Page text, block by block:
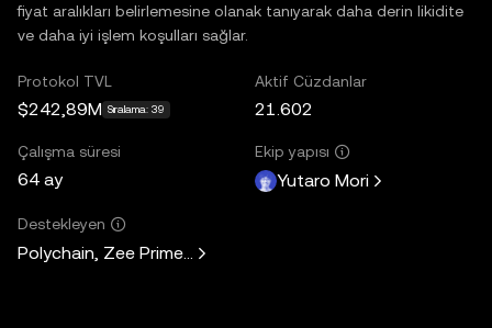
fiyat aralıkları belirlemesine olanak tanıyarak daha derin likidite
ve daha iyi işlem koşulları sağlar.
Protokol TVL
$242,89M Sıralama: 39
Aktif Cüzdanlar
21.602
Çalışma süresi
64 ay
Ekip yapısı
Yutaro Mori
Destekleyen
Polychain, Zee Prime Capital, Solana Ventures,